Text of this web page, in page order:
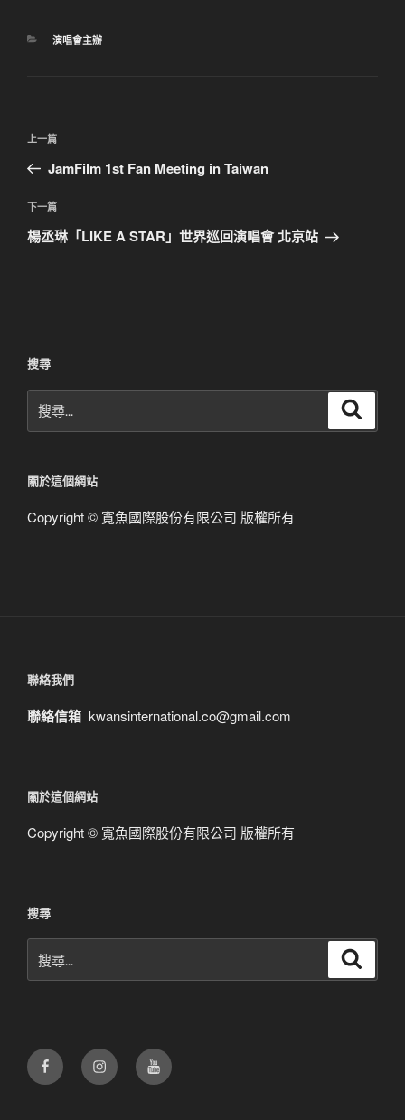
分
演唱會主辦
文
導
覽
上
一
文
章
上一篇
JamFilm 1st Fan Meeting in Taiwan
下
一
下一篇
楊丞琳「LIKE A STAR」世界巡回演唱會 北京站
搜尋
尋
字:
關於這個網站
Copyright © 寬魚國際股份有限公司 版權所有
聯絡我們
聯絡信箱 kwansinternational.co@gmail.com
關於這個網站
Copyright © 寬魚國際股份有限公司 版權所有
搜尋
尋
FacebookInstagramYoutube